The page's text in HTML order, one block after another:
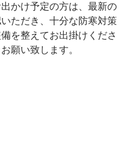
かけ予定の方は、最新の
ただき、十分な防寒対策
を整えてお出掛けくださ
願い致します。